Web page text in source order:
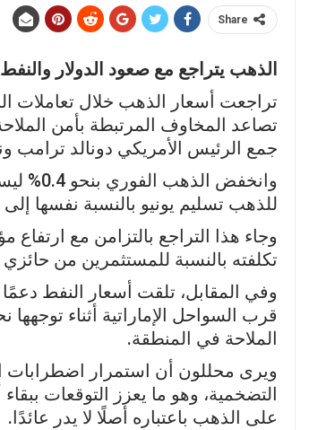
Share
الذهب يتراجع مع صعود الدولار
تراجعت أسعار الذهب خلال تعاملات
تصاعد المخاوف المرتبطة بأمن
جمع الرئيس الأمريكي دونالد
للذهب تسليم يونيو بالنسبة نفسها إلى حوالي 4,685
وجاء هذا التراجع بالتزامن مع
تكلفته بالنسبة للمستثمرين من
وفي المقابل، تلقت أسعار النفط
قرب السواحل الإماراتية أثناء توجهها
الملاحة في المنطقة.
ويرى محللون أن استمرار
التضخمية، وهو ما يعزز التوقعات
على الذهب باعتباره أصلًا لا يدر عائدًا.